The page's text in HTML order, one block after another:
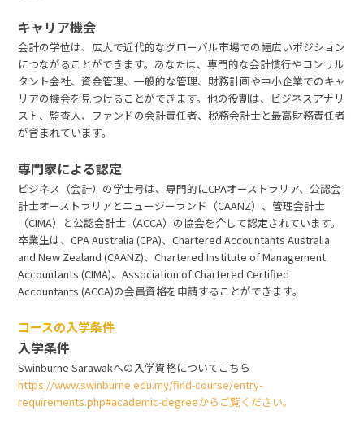
キャリア機会
会計の学位は、広大で近代的なグローバル市場での幅広いポジション
につながることができます。あなたは、専門的な会計慣行やコンサル
タント会社、資金管理、一般的な管理、財務計画や中小企業でのキャ
リアの機会を見つけることができます。他の役割は、ビジネスアナリ
スト、監査人、ファンドの会計責任者、税務会計士と最高財務責任者
が含まれています。
専門家による認定
ビジネス（会計）の学士号は、専門的にCPAオーストラリア、公認会
計士オーストラリアとニュージーランド（CAANZ）、管理会計士
（CIMA）と公認会計士（ACCA）の協会を介して認定されています。
卒業生は、CPA Australia (CPA)、Chartered Accountants Australia
and New Zealand (CAANZ)、Chartered Institute of Management
Accountants (CIMA)、Association of Chartered Certified
Accountants (ACCA)の会員資格を申請することができます。
コースの入学条件
入学条件
Swinburne Sarawakへの入学資格についてこちら
https://www.swinburne.edu.my/find-course/entry-
requirements.php#academic-degreeからご覧ください。